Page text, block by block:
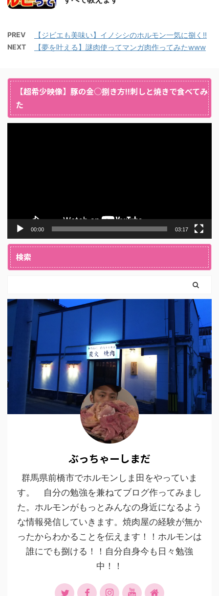
PREV 【ジビエも美味い】イノシシのホルモン一気に捌く!!
NEXT 【夢を叶える】謎肉使ってマンガ肉作ってみたwww
【超希少映像】豚の金○捌き方!!刺しと焼きで食べてみ
た
00:00 03:17
検索
ぶっちゃーしまだ
群馬県前橋市でホルモンしま田をやっていま
す。 自分の勉強を兼ねてブログ作ってみまし
た。ホルモンがもっとみんなの身近になるよう
な情報発信していきます。焼肉屋の経験が無か
ったからわかることを伝えます！！ホルモンは
誰にでも捌ける！！自分自身今も日々勉強
中！！